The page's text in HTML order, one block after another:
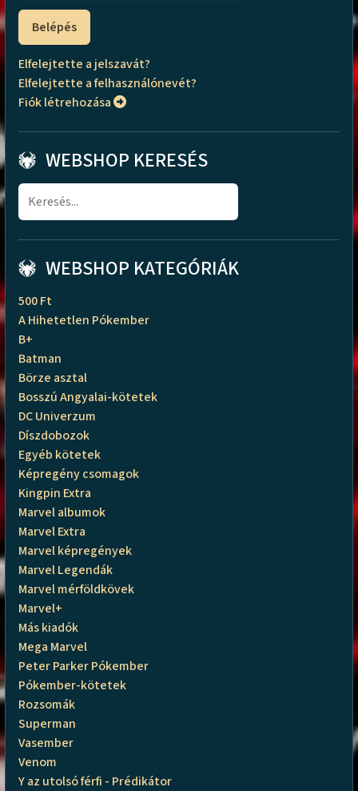
Belépés
Elfelejtette a jelszavát?
Elfelejtette a felhasználónevét?
Fiók létrehozása
WEBSHOP KERESÉS
WEBSHOP KATEGÓRIÁK
500 Ft
A Hihetetlen Pókember
B+
Batman
Börze asztal
Bosszú Angyalai-kötetek
DC Univerzum
Díszdobozok
Egyéb kötetek
Képregény csomagok
Kingpin Extra
Marvel albumok
Marvel Extra
Marvel képregények
Marvel Legendák
Marvel mérföldkövek
Marvel+
Más kiadók
Mega Marvel
Peter Parker Pókember
Pókember-kötetek
Rozsomák
Superman
Vasember
Venom
Y az utolsó férfi - Prédikátor